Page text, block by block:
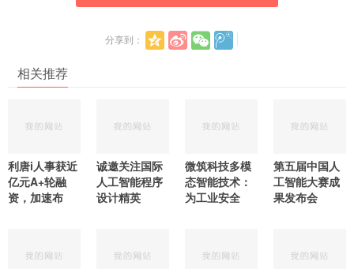
分享到：
相关推荐
利唐i人事获近
亿元A+轮融
资，加速布
诚邀关注国际
人工智能程序
设计精英
微筑科技多模
态智能技术：
为工业安全
第五届中国人
工智能大赛成
果发布会